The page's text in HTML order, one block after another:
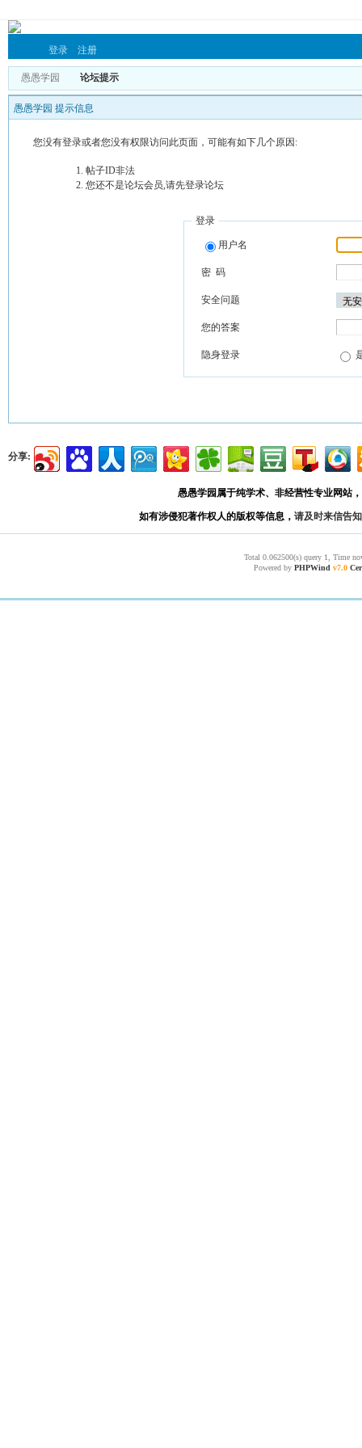
登录 注册
愚愚学园 论坛提示
愚愚学园 提示信息
您没有登录或者您没有权限访问此页面，可能有如下几个原因:
帖子ID非法
您还不是论坛会员,请先登录论坛
登录
用户名
密 码
安全问题
您的答案
隐身登录
分享:
愚愚学园属于纯学术、非经营性专业网站
如有涉侵犯著作权人的版权等信息， 请及时来信告知
Total 0.062500(s) query 1, Time
Powered by PHPWind v7.0